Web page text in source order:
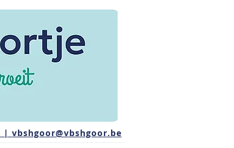
|vbshgoor@vbshgoor.be